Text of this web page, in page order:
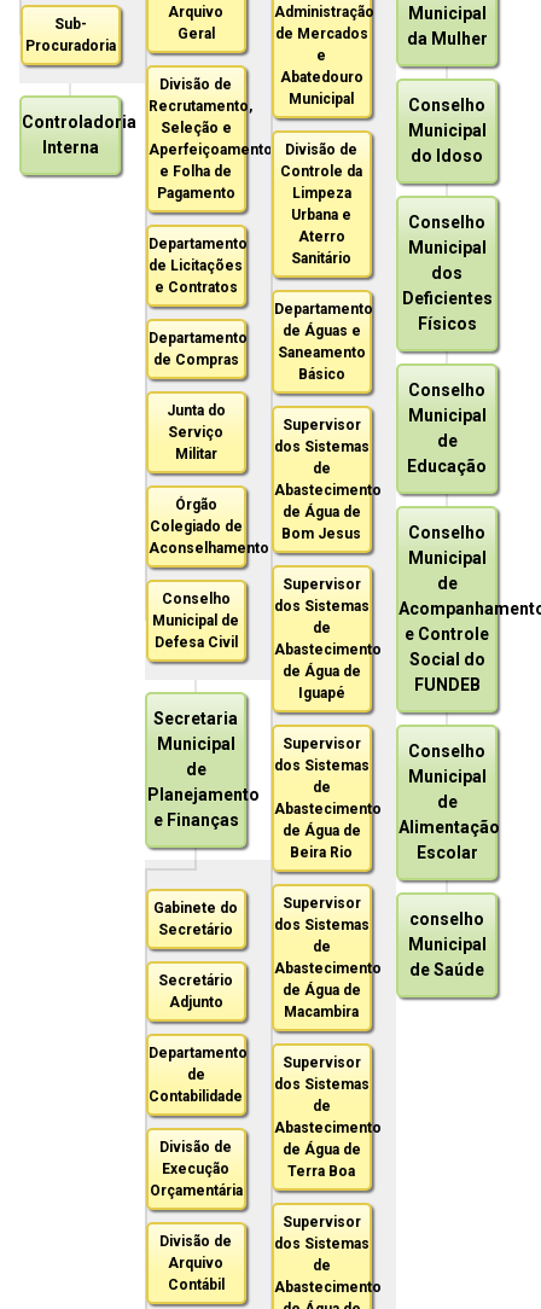
Sub-
Procuradoria
Controladoria
Interna
Arquivo
Geral
Divisão de
Recrutamento,
Seleção e
Aperfeiçoamento
e Folha de
Pagamento
Departamento
de Licitações
e Contratos
Departamento
de Compras
Junta do
Serviço
Militar
Órgão
Colegiado de
Aconselhamento
Conselho
Municipal de
Defesa Civil
Secretaria
Municipal
de
Planejamento
e Finanças
Gabinete do
Secretário
Secretário
Adjunto
Departamento
de
Contabilidade
Divisão de
Execução
Orçamentária
Divisão de
Arquivo
Contábil
Administração
de Mercados
e
Abatedouro
Municipal
Divisão de
Controle da
Limpeza
Urbana e
Aterro
Sanitário
Departamento
de Águas e
Saneamento
Básico
Supervisor
dos Sistemas
de
Abastecimento
de Água de
Bom Jesus
Supervisor
dos Sistemas
de
Abastecimento
de Água de
Iguapé
Supervisor
dos Sistemas
de
Abastecimento
de Água de
Beira Rio
Supervisor
dos Sistemas
de
Abastecimento
de Água de
Macambira
Supervisor
dos Sistemas
de
Abastecimento
de Água de
Terra Boa
Supervisor
dos Sistemas
de
Abastecimento
Municipal
da Mulher
Conselho
Municipal
do Idoso
Conselho
Municipal
dos
Deficientes
Físicos
Conselho
Municipal
de
Educação
Conselho
Municipal
de
e Controle
Social do
FUNDEB
Conselho
Municipal
de
Alimentação
Escolar
conselho
Municipal
de Saúde